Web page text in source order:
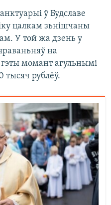
ў Будславе
цалкам зьнішчаны
У той жа дзень у
на
момант агульнымі
тысяч рублёў.